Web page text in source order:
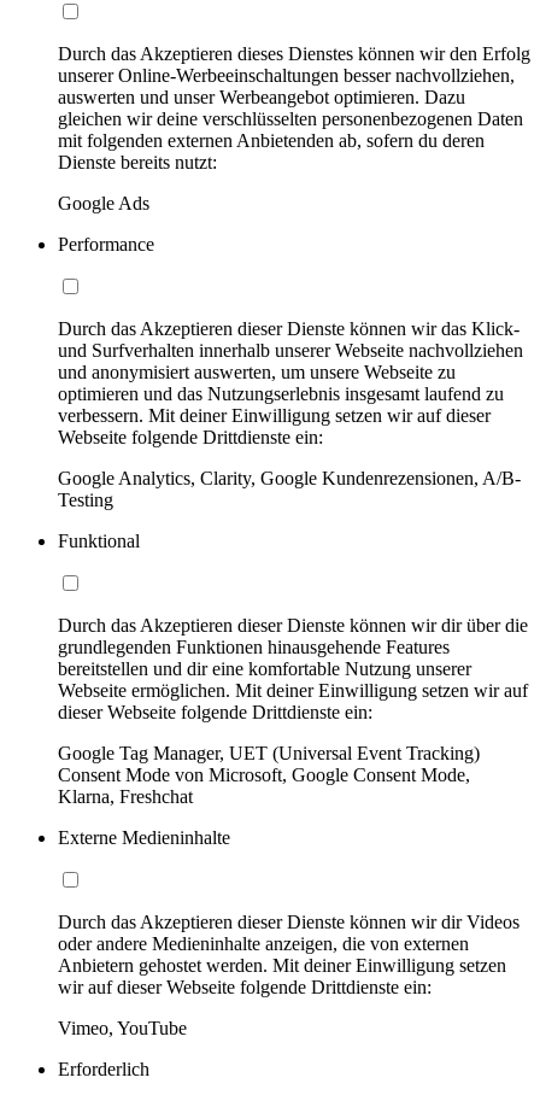
Durch das Akzeptieren dieses Dienstes können wir den Erfolg
unserer Online-Werbeeinschaltungen besser nachvollziehen,
auswerten und unser Werbeangebot optimieren. Dazu
gleichen wir deine verschlüsselten personenbezogenen Daten
mit folgenden externen Anbietenden ab, sofern du deren
Dienste bereits nutzt:
Google Ads
Performance
Durch das Akzeptieren dieser Dienste können wir das Klick-
und Surfverhalten innerhalb unserer Webseite nachvollziehen
und anonymisiert auswerten, um unsere Webseite zu
optimieren und das Nutzungserlebnis insgesamt laufend zu
verbessern. Mit deiner Einwilligung setzen wir auf dieser
Webseite folgende Drittdienste ein:
Google Analytics, Clarity, Google Kundenrezensionen, A/B-
Testing
Funktional
Durch das Akzeptieren dieser Dienste können wir dir über die
grundlegenden Funktionen hinausgehende Features
bereitstellen und dir eine komfortable Nutzung unserer
Webseite ermöglichen. Mit deiner Einwilligung setzen wir auf
dieser Webseite folgende Drittdienste ein:
Google Tag Manager, UET (Universal Event Tracking)
Consent Mode von Microsoft, Google Consent Mode,
Klarna, Freshchat
Externe Medieninhalte
Durch das Akzeptieren dieser Dienste können wir dir Videos
oder andere Medieninhalte anzeigen, die von externen
Anbietern gehostet werden. Mit deiner Einwilligung setzen
wir auf dieser Webseite folgende Drittdienste ein:
Vimeo, YouTube
Erforderlich